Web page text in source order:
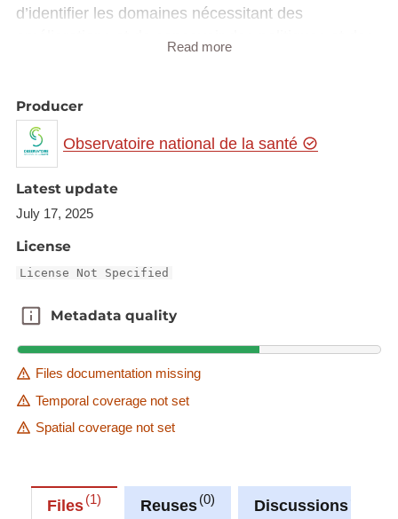
d’identifier les domaines nécessitant des
Read more
Producer
Observatoire national de la santé
Latest update
July 17, 2025
License
License Not Specified
Metadata quality
Metadata quality
Files documentation missing
Temporal coverage not set
Spatial coverage not set
Files 1 Reuses 0 Discussions